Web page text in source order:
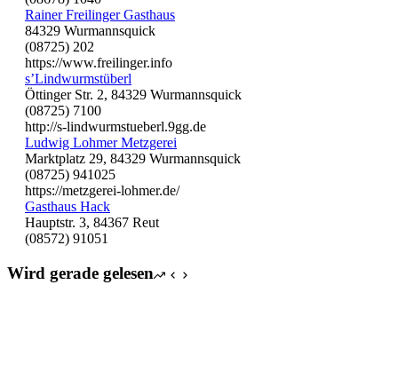
Rainer Freilinger Gasthaus
84329 Wurmannsquick
(08725) 202
https://www.freilinger.info
s’Lindwurmstüberl
Öttinger Str. 2, 84329 Wurmannsquick
(08725) 7100
http://s-lindwurmstueberl.9gg.de
Ludwig Lohmer Metzgerei
Marktplatz 29, 84329 Wurmannsquick
(08725) 941025
https://metzgerei-lohmer.de/
Gasthaus Hack
Hauptstr. 3, 84367 Reut
(08572) 91051
Wird gerade gelesen